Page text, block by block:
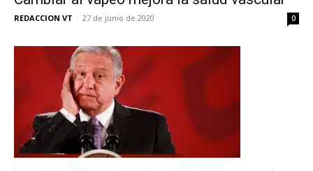
REDACCION VT - 27 de junio de 2020 0